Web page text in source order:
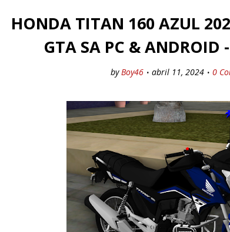
HONDA TITAN 160 AZUL
GTA SA PC & ANDROID
by Boy46 abril 11, 2024 0